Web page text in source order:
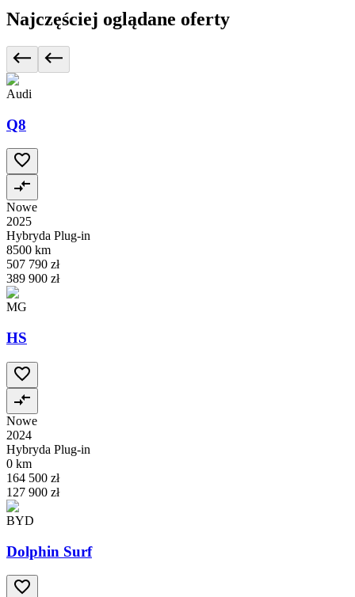
Najczęściej oglądane oferty
Audi
Q8
Nowe
2025
Hybryda Plug-in
8500 km
507 790 zł
389 900 zł
MG
HS
Nowe
2024
Hybryda Plug-in
0 km
164 500 zł
127 900 zł
BYD
Dolphin Surf